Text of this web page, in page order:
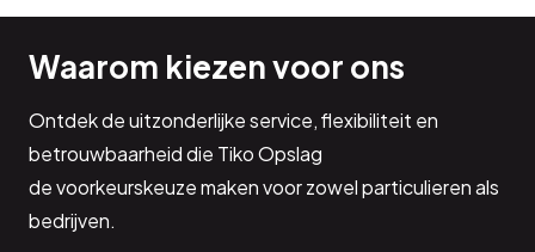
Waarom kiezen voor ons
Ontdek de uitzonderlijke service, flexibiliteit en
betrouwbaarheid die Tiko Opslag
de voorkeurskeuze maken voor zowel particulieren als
bedrijven.